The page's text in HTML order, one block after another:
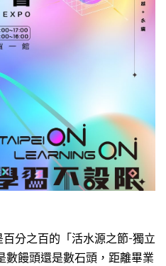
分之百的「活水源之節-獨立
數饅頭還是數石頭，距離畢業